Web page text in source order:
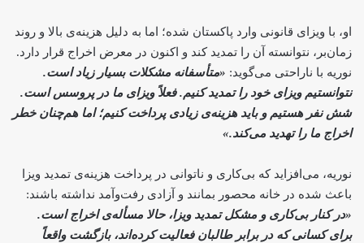
او، با ویزای قانونی وارد پاکستان شده؛ اما به دلیل هزینه‌ی بالا و روند
زمان‌بر، نتوانسته آن را تمدید کند و اکنون در معرض اخراج قرار دارد.
نوریه با ناراحتی می‌گوید: «متأسفانه مشکلات بسیار زیاد است.
نتوانستیم ویزای‌ خود را تمدید کنیم. فعلاً ویزای ما در پروسس است.
شش نفر هستیم و باید هزینه‌ی زیادی پرداخت کنیم؛ اما هم‌چنان خطر
اخراج ما را تهدید می‌کند.»
نوریه، می‌افزاید که بی‌کاری و ناتوانی در پرداخت هزینه‌ی تمدید ویزا
باعث شده در خانه محصور بمانند و آزادی رفت‌وآمد نداشته باشند:
«در کنار بی‌کاری و مشکل تمدید ویزا، حالا مسأله‌ی اخراج است.
برای کسانی که در برابر طالبان فعالیت کرده‌اند، بازگشت واقعاً